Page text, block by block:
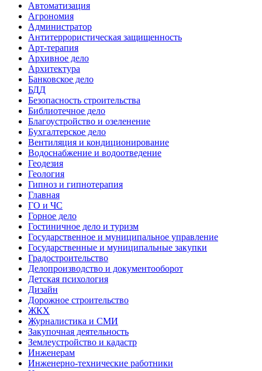
Автоматизация
Агрономия
Администратор
Антитеррористическая защищенность
Арт-терапия
Архивное дело
Архитектура
Банковское дело
БДД
Безопасность строительства
Библиотечное дело
Благоустройство и озеленение
Бухгалтерское дело
Вентиляция и кондиционирование
Водоснабжение и водоотведение
Геодезия
Геология
Гипноз и гипнотерапия
Главная
ГО и ЧС
Горное дело
Гостиничное дело и туризм
Государственное и муниципальное управление
Государственные и муниципальные закупки
Градостроительство
Делопроизводство и документооборот
Детская психология
Дизайн
Дорожное строительство
ЖКХ
Журналистика и СМИ
Закупочная деятельность
Землеустройство и кадастр
Инженерам
Инженерно-технические работники